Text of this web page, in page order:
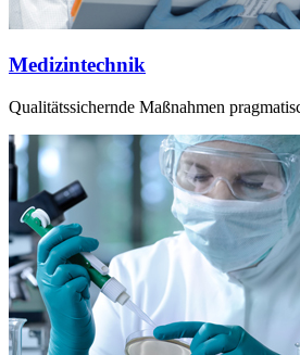
Medizintechnik
Qualitätssichernde Maßnahmen